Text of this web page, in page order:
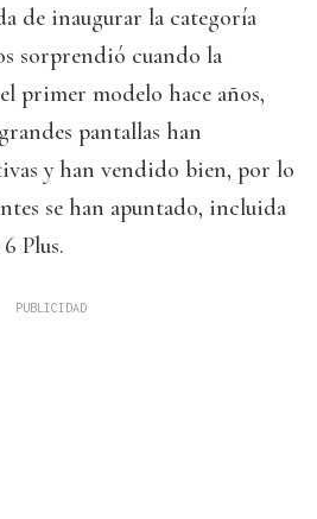
de inaugurar la categoría
sorprendió cuando la
primer modelo hace años,
pantallas han
y han vendido bien, por lo
se han apuntado, incluida
Plus.